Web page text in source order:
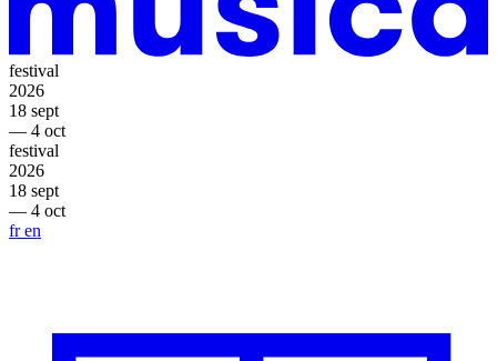
festival
2026
18 sept
— 4 oct
festival
2026
18 sept
— 4 oct
fren